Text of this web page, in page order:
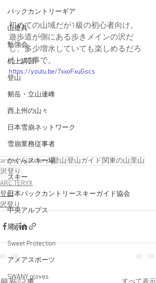
バックカントリーギア
山道具
勉強会
机上講習
登山
剱岳・立山連峰
西上州の山々
日本雪崩ネットワーク
雪崩業務従事者
かぐらスキー場
スキー
日本バックカントリースキーガイド協会
中央アルプス
展示会
Sweet Protection
アメアスポーツ
SWANY gloves
初めての山域だが1級の初心者向け。
遊歩道が側にある歩きメインの沢だ
し、多少増水していても楽しめるだろ
うって事で。
https://youtu.be/7xxoFxuGscs
arc'teryxarcteryx登山登山ガイド 関東の山里山
沢登り
ARC'TERYX
登山
沢登り